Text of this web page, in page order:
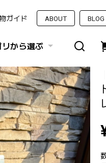
ガイド ABOUT BLOG
リから選ぶ